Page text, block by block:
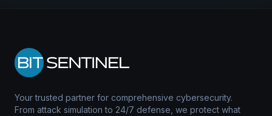
Your trusted partner for comprehensive cybersecurity.
From attack simulation to 24/7 defense, we protect what